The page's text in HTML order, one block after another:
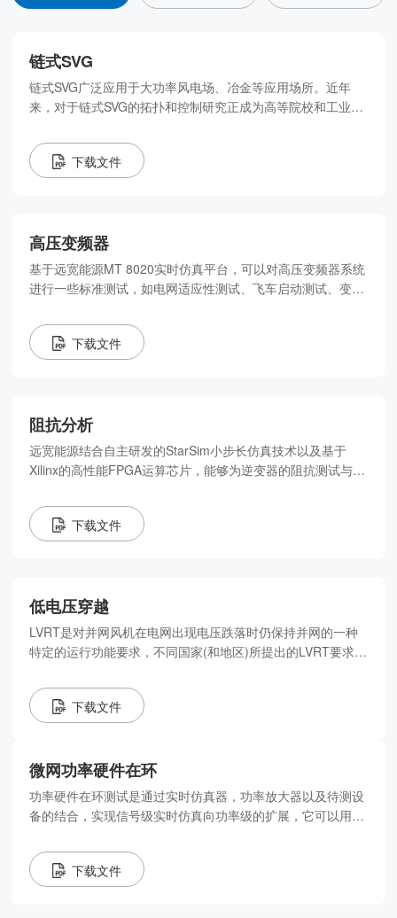
链式SVG
链式SVG广泛应用于大功率风电场、冶金等应用场所。近年
来，对于链式SVG的拓扑和控制研究正成为高等院校和工业领
下载文件
高压变频器
基于远宽能源MT 8020实时仿真平台，可以对高压变频器系统
进行一些标准测试，如电网适应性测试、飞车启动测试、变频
下载文件
阻抗分析
远宽能源结合自主研发的StarSim小步长仿真技术以及基于
Xilinx的高性能FPGA运算芯片，能够为逆变器的阻抗测试与分
下载文件
低电压穿越
LVRT是对并网风机在电网出现电压跌落时仍保持并网的一种
特定的运行功能要求，不同国家(和地区)所提出的LVRT要求不
下载文件
微网功率硬件在环
功率硬件在环测试是通过实时仿真器，功率放大器以及待测设
备的结合，实现信号级实时仿真向功率级的扩展，它可以用于
下载文件